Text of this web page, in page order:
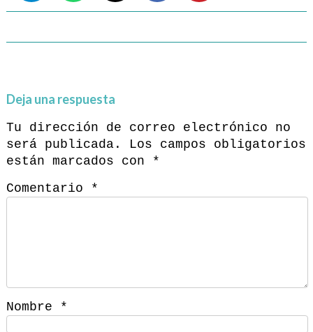
Deja una respuesta
Tu dirección de correo electrónico no
será publicada.
Los campos obligatorios
están marcados con
*
Comentario
*
Nombre *